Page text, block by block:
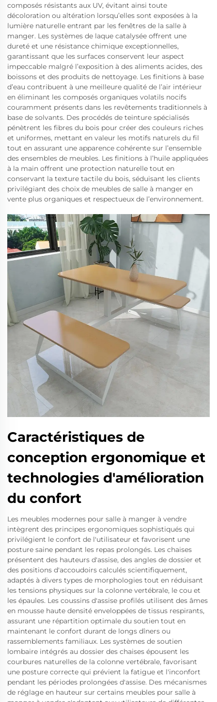
composés résistants aux UV, évitant ainsi toute
décoloration ou altération lorsqu’elles sont exposées à la
lumière naturelle entrant par les fenêtres de la salle à
manger. Les systèmes de laque catalysée offrent une
dureté et une résistance chimique exceptionnelles,
garantissant que les surfaces conservent leur aspect
impeccable malgré l’exposition à des aliments acides, des
boissons et des produits de nettoyage. Les finitions à base
d’eau contribuent à une meilleure qualité de l’air intérieur
en éliminant les composés organiques volatils nocifs
couramment présents dans les revêtements traditionnels à
base de solvants. Des procédés de teinture spécialisés
pénètrent les fibres du bois pour créer des couleurs riches
et uniformes, mettant en valeur les motifs naturels du fil
tout en assurant une apparence cohérente sur l’ensemble
des ensembles de meubles. Les finitions à l’huile appliquées
à la main offrent une protection naturelle tout en
conservant la texture tactile du bois, séduisant les clients
privilégiant des choix de meubles de salle à manger en
vente plus organiques et respectueux de l’environnement.
Caractéristiques de
conception ergonomique et
technologies d'amélioration
du confort
Les meubles modernes pour salle à manger à vendre
intègrent des principes ergonomiques sophistiqués qui
privilégient le confort de l'utilisateur et favorisent une
posture saine pendant les repas prolongés. Les chaises
présentent des hauteurs d'assise, des angles de dossier et
des positions d'accoudoirs calculés scientifiquement,
adaptés à divers types de morphologies tout en réduisant
les tensions physiques sur la colonne vertébrale, le cou et
les épaules. Les coussins d'assise profilés utilisent des âmes
en mousse haute densité enveloppées de tissus respirants,
assurant une répartition optimale du soutien tout en
maintenant le confort durant de longs dîners ou
rassemblements familiaux. Les systèmes de soutien
lombaire intégrés au dossier des chaises épousent les
courbures naturelles de la colonne vertébrale, favorisant
une posture correcte qui prévient la fatigue et l'inconfort
pendant les périodes prolongées d'assise. Des mécanismes
de réglage en hauteur sur certains meubles pour salle à